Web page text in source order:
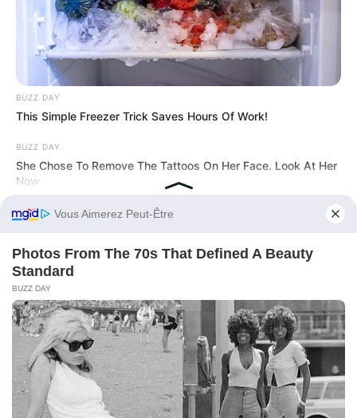
des
PREDICATEUR 07-03-2026
→
BUZZ DAY
This Simple Freezer Trick Saves Hours Of Work!
BUZZ DAY
She Chose To Remove The Tattoos On Her Face. Look At Her
Now
BUZZ DAY
Remember Chumlee? Take A Deep Breath Before You See
Before You Go